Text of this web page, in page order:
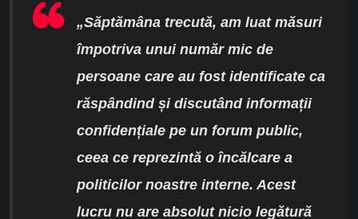
„Săptămâna trecută, am luat măsuri
împotriva unui număr mic de
persoane care au fost identificate ca
răspândind și discutând informații
confidențiale pe un forum public,
ceea ce reprezintă o încălcare a
politicilor noastre interne. Acest
lucru nu are absolut nicio legătură